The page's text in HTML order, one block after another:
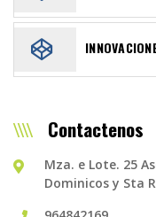
Contactenos
Mza. e Lote. 25
Dominicos y Sta